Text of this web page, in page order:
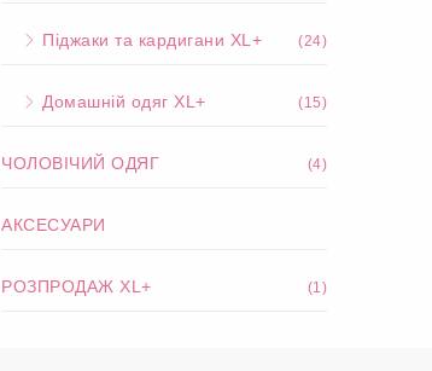
Піджаки та кардигани XL+ (24)
Домашній одяг XL+ (15)
ЧОЛОВІЧИЙ ОДЯГ (4)
АКСЕСУАРИ
РОЗПРОДАЖ XL+ (1)